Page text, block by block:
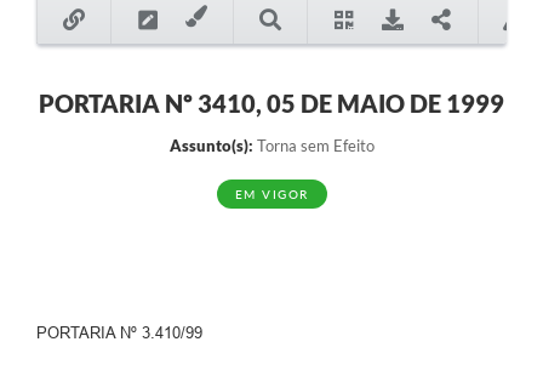
PORTARIA Nº 3410, 05 DE MAIO DE 1999
Assunto(s): Torna sem Efeito
EM VIGOR
PORTARIA Nº 3.410/99